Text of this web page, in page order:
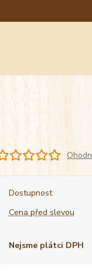
Dostupnost
Cena před slevou
Nejsme plátci DPH